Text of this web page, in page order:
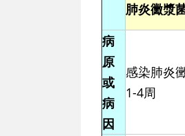
肺炎黴漿
病
原
或
病
因
感染肺炎
1-4周